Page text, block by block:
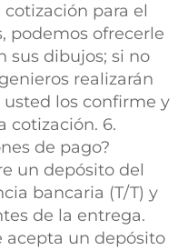
para el
podemos ofrecerle
sus dibujos; si no
realizarán
los confirme y
cotización. 6.
de pago?
un depósito del
bancaria (T/T) y
de la entrega.
acepta un depósito